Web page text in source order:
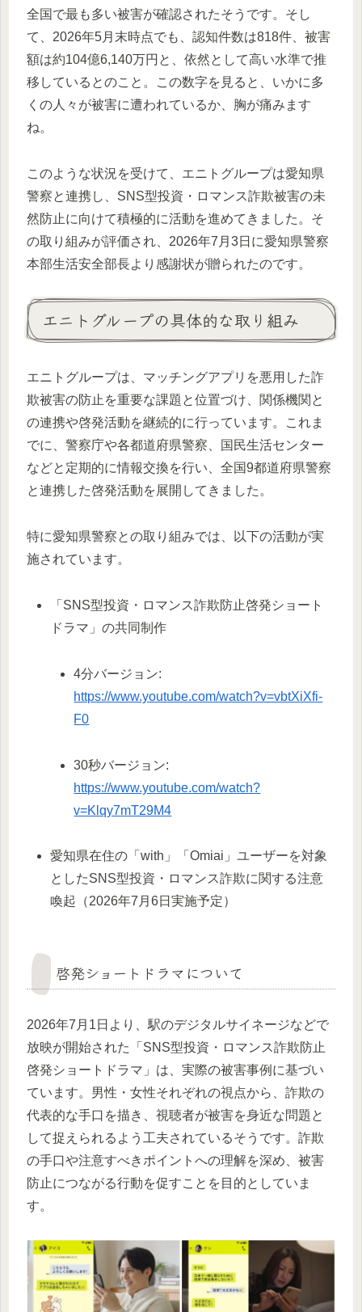
全国で最も多い被害が確認されたそうです。そし
て、2026年5月末時点でも、認知件数は818件、被害
額は約104億6,140万円と、依然として高い水準で推
移しているとのこと。この数字を見ると、いかに多
くの人々が被害に遭われているか、胸が痛みます
ね。
このような状況を受けて、エニトグループは愛知県
警察と連携し、SNS型投資・ロマンス詐欺被害の未
然防止に向けて積極的に活動を進めてきました。そ
の取り組みが評価され、2026年7月3日に愛知県警察
本部生活安全部長より感謝状が贈られたのです。
エニトグループの具体的な取り組み
エニトグループは、マッチングアプリを悪用した詐
欺被害の防止を重要な課題と位置づけ、関係機関と
の連携や啓発活動を継続的に行っています。これま
でに、警察庁や各都道府県警察、国民生活センター
などと定期的に情報交換を行い、全国9都道府県警察
と連携した啓発活動を展開してきました。
特に愛知県警察との取り組みでは、以下の活動が実
施されています。
「SNS型投資・ロマンス詐欺防止啓発ショート
ドラマ」の共同制作
4分バージョン:
https://www.youtube.com/watch?v=vbtXiXfi-
F0
30秒バージョン:
https://www.youtube.com/watch?
v=Klqy7mT29M4
愛知県在住の「with」「Omiai」ユーザーを対象
としたSNS型投資・ロマンス詐欺に関する注意
喚起（2026年7月6日実施予定）
啓発ショートドラマについて
2026年7月1日より、駅のデジタルサイネージなどで
放映が開始された「SNS型投資・ロマンス詐欺防止
啓発ショートドラマ」は、実際の被害事例に基づい
ています。男性・女性それぞれの視点から、詐欺の
代表的な手口を描き、視聴者が被害を身近な問題と
して捉えられるよう工夫されているそうです。詐欺
の手口や注意すべきポイントへの理解を深め、被害
防止につながる行動を促すことを目的としていま
す。